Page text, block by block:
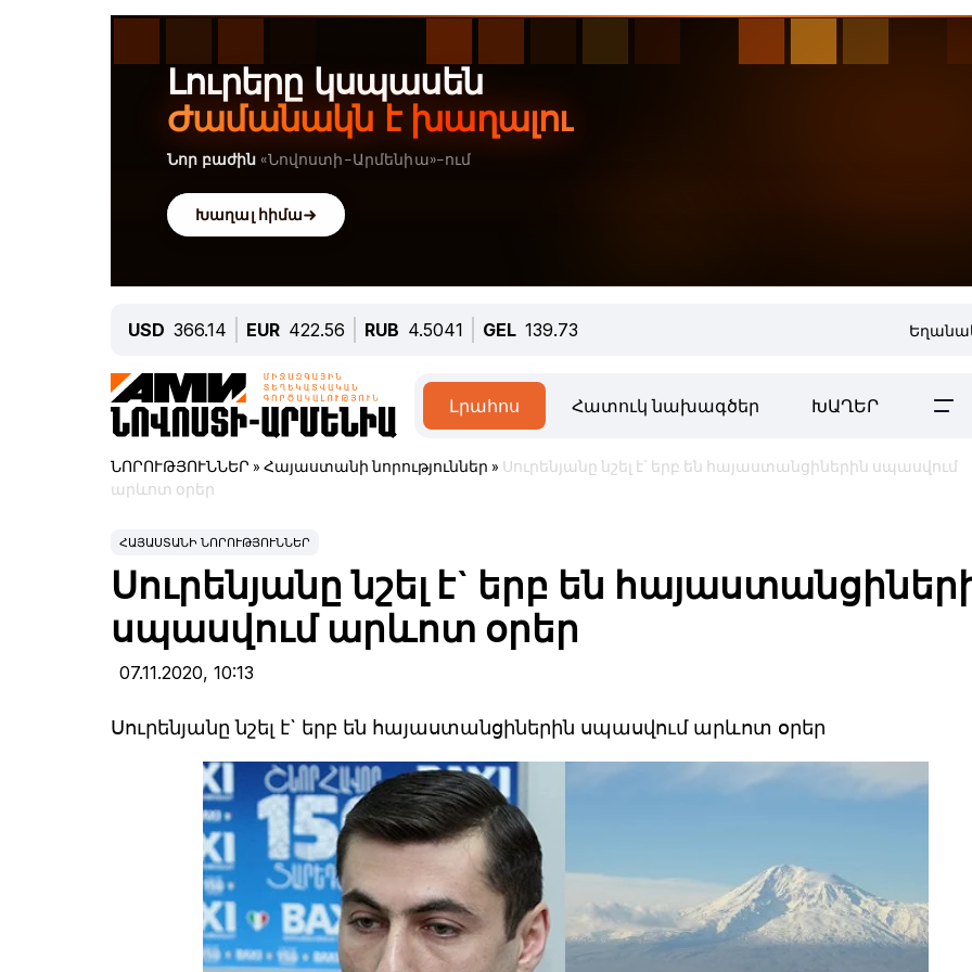
USD 366.14 EUR 422.56 RUB 4.5041 GEL 139.73
Լրահոս Հատուկ նախագծեր ԽԱՂԵՐ
ՆՈՐՈՒԹՅՈՒՆՆԵՐ » Հայաստանի նորություններ » Սուրենյանը նշել է` երբ են հայաստանցիներին սպասվում
արևոտ օրեր
ՀԱՅԱՍՏԱՆԻ ՆՈՐՈՒԹՅՈՒՆՆԵՐ
Սուրենյանը նշել է` երբ են
սպասվում արևոտ օրեր
07.11.2020, 10:13
Սուրենյանը նշել է` երբ են հայաստանցիներին սպասվում արևոտ օրեր